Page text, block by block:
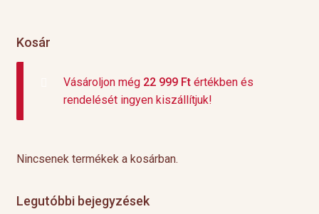
Kosár
Vásároljon még 22 999 Ftértékben és
rendelését ingyen kiszállítjuk!
Nincsenek termékek a kosárban.
Legutóbbi bejegyzések